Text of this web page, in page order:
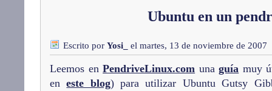
Ubuntu en un
Escrito por Yosi_ el martes, 13 de noviembre de 2007
Leemos enPendriveLinux.com unaguía muy
eneste blog) para utilizar Ubuntu Gutsy